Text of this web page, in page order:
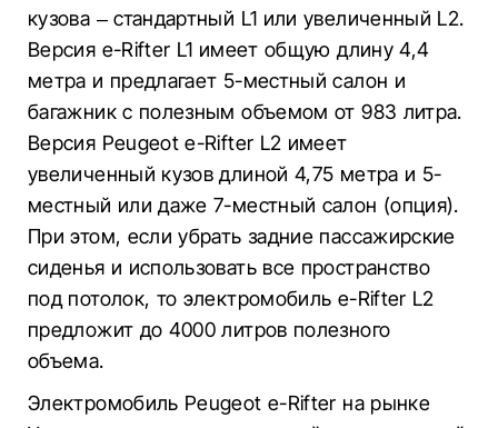
кузова – стандартный L1 или увеличенный L2.
Версия e-Rifter L1 имеет общую длину 4,4
метра и предлагает 5-местный салон и
багажник с полезным объемом от 983 литра.
Версия Peugeot e-Rifter L2 имеет
увеличенный кузов длиной 4,75 метра и 5-
местный или даже 7-местный салон (опция).
При этом, если убрать задние пассажирские
сиденья и использовать все пространство
под потолок, то электромобиль e-Rifter L2
предложит до 4000 литров полезного
объема.
Электромобиль Peugeot e-Rifter на рынке